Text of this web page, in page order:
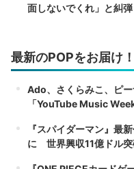
面しないでくれ」と糾弾
最新のPOPをお届け！
Ado、さくらみこ、ピ
「YouTube Music
『スパイダーマン』最
に 世界興収11億ドル